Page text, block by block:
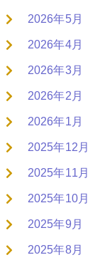
2026年5月
2026年4月
2026年3月
2026年2月
2026年1月
2025年12月
2025年11月
2025年10月
2025年9月
2025年8月